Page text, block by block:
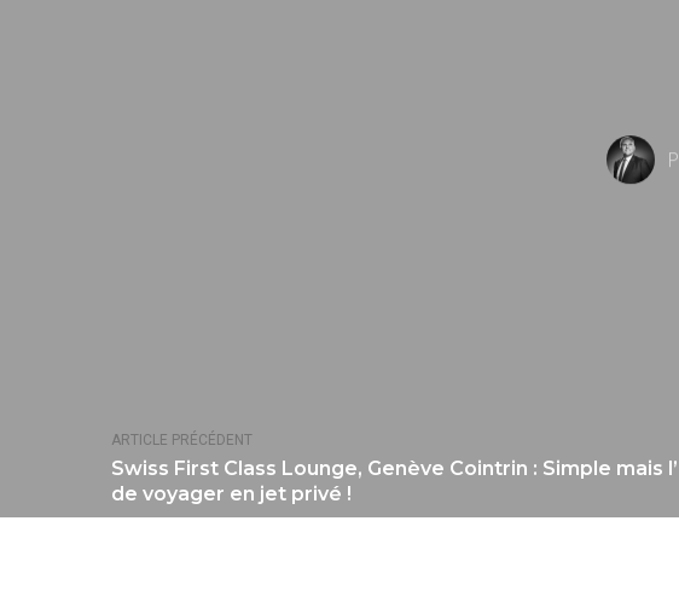
ARTICLE PRÉCÉDENT
Swiss First Class Lounge, Genève Cointrin : Simple mais
de voyager en jet privé !